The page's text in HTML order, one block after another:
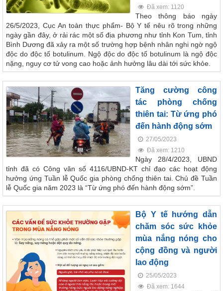
Đã xem: 1120
Theo thông báo ngày
26/5/2023, Cục An toàn thực phẩm- Bộ Y tế nêu rõ trong những
ngày gần đây, ở rải rác một số địa phương như tỉnh Kon Tum, tỉnh
Bình Dương đã xảy ra một số trường hợp bệnh nhân nghi ngờ ngộ
độc do độc tố botulinum. Ngộ độc do độc tố botulinum là ngộ độc
nặng, nguy cơ tử vong cao hoặc ảnh hưởng lâu dài tới sức khỏe.
Tăng cường công
tác phòng chống
thiên tai: Từ ứng phó
đến hành động sớm
27/05/2023
Đã xem: 1210
Ngày 28/4/2023, UBND
tỉnh đã có Công văn số 4116/UBND-KT chỉ đạo các hoạt động
hưởng ứng Tuần lễ Quốc gia phòng chống thiên tai. Chủ đề Tuần
lễ Quốc gia năm 2023 là “Từ ứng phó đến hành động sớm”.
Bộ Y tế hướng dẫn
chăm sóc sức khỏe
mùa nắng nóng cho
cộng đồng và người
lao động
25/05/2023
Đã xem: 1644